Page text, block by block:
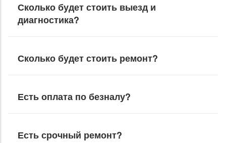
Сколько будет стоить выезд и
диагностика?
Сколько будет стоить ремонт?
Есть оплата по безналу?
Есть срочный ремонт?